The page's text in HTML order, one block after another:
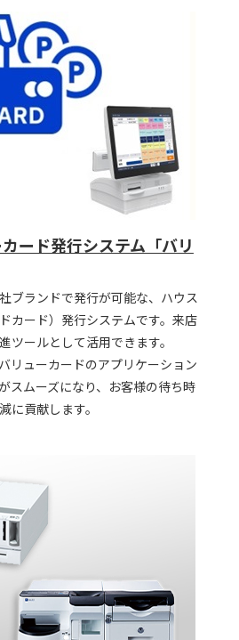
ード発行システム「バリ
ブランドで発行が可能な、ハウス
カード）発行システムです。来店
ツールとして活用できます。
リューカードのアプリケーション
スムーズになり、お客様の待ち時
に貢献します。